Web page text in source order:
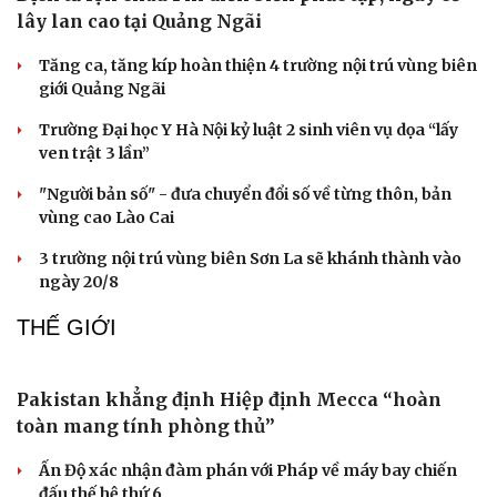
DU LỊCH
Nhu cầu du lịch tăng cao, Việt Nam vượt Thái Lan
Đường Hoa khát vọng xây dựng “vùng chè di sản”
Quảng Ninh
Huế khảo sát du lịch đường thủy, phương án thoát lũ